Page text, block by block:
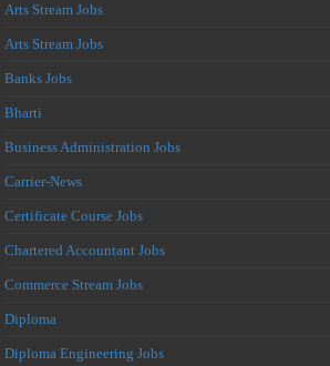
Arts Stream Jobs
Arts Stream Jobs
Banks Jobs
Bharti
Business Administration Jobs
Carrier-News
Certificate Course Jobs
Chartered Accountant Jobs
Commerce Stream Jobs
Diploma
Diploma Engineering Jobs